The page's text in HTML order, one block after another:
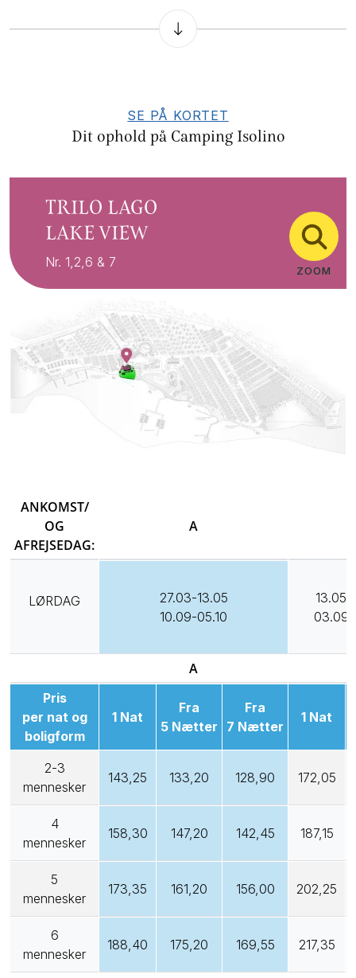
SE PÅ KORTET
Dit ophold på Camping Isolino
TRILO LAGO
LAKE VIEW
Nr. 1,2,6 & 7
ZOOM
ANKOMST/
OG
AFREJSEDAG:
A
LØRDAG
27.03-13.05
10.09-05.10
13.05-
03.09-
A
Pris
per nat og
boligform
1 Nat
Fra
5 Nætter
Fra
7 Nætter
1 Nat
2-3
mennesker
143,25 133,20 128,90 172,05
4
mennesker
158,30 147,20 142,45 187,15
5
mennesker
173,35 161,20 156,00 202,25
6
mennesker
188,40 175,20 169,55 217,35